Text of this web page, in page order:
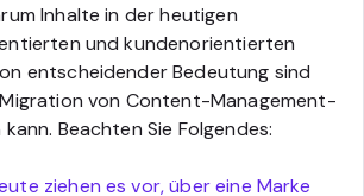
Inhalte in der heutigen
und kundenorientierten
entscheidender Bedeutung sind
von Content-Management-
Beachten Sie Folgendes:
ziehen es vor, über eine Marke